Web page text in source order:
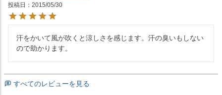
投稿日
2015/05/30
汗をかいて風が吹くと涼しさを感じます。汗の臭いもしない
ので助かります。
すべてのレビューを見る